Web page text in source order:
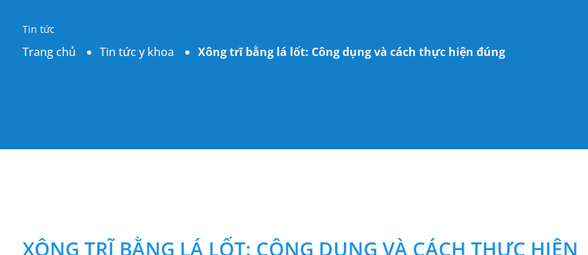
Tin tức
Trang chủ Tin tức y khoa Xông trĩ bằng lá lốt: Công dụng và cách thực hiện đúng
XÔNG TRĨ BẰNG LÁ LỐT: CÔNG DỤNG VÀ CÁCH THỰC HIỆN